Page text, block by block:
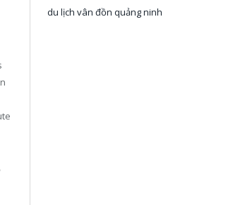
du lịch vân đồn quảng ninh